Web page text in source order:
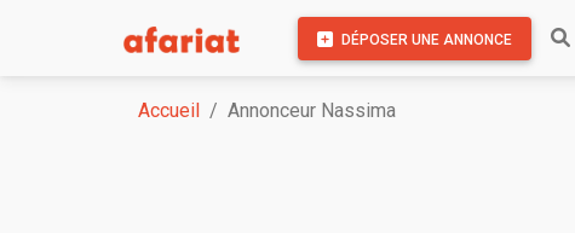
DÉPOSER UNE ANNONCE
Accueil Annonceur Nassima